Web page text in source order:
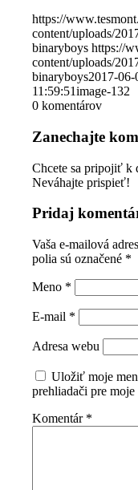
https://
content/uploads/
binaryboys https://
content/uploads/
binaryboys2017-06-
11:59:51image-132
0 komentárov
Zanechajte
Chcete sa pripojiť k
Neváhajte prispieť!
Pridaj
Vaša e-mailová
polia sú označené *
Meno *
E-mail *
Adresa webu
Uložiť moje
prehliadači pre
Komentár *